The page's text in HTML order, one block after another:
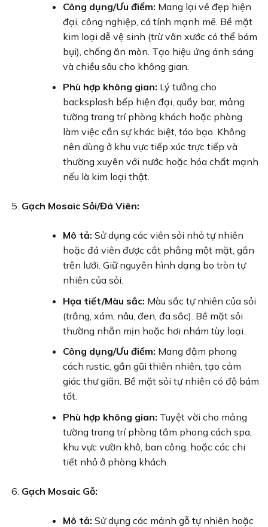
Công dụng/Ưu điểm: Mang lại vẻ đẹp hiện
đại, công nghiệp, cá tính mạnh mẽ. Bề mặt
kim loại dễ vệ sinh (trừ vân xước có thể bám
bụi), chống ăn mòn. Tạo hiệu ứng ánh sáng
và chiều sâu cho không gian.
Phù hợp không gian: Lý tưởng cho
backsplash bếp hiện đại, quầy bar, mảng
tường trang trí phòng khách hoặc phòng
làm việc cần sự khác biệt, táo bạo. Không
nên dùng ở khu vực tiếp xúc trực tiếp và
thường xuyên với nước hoặc hóa chất mạnh
nếu là kim loại thật.
Gạch Mosaic Sỏi/Đá Viên:
Mô tả: Sử dụng các viên sỏi nhỏ tự nhiên
hoặc đá viên được cắt phẳng một mặt, gắn
trên lưới. Giữ nguyên hình dạng bo tròn tự
nhiên của sỏi.
Họa tiết/Màu sắc: Màu sắc tự nhiên của sỏi
(trắng, xám, nâu, đen, đa sắc). Bề mặt sỏi
thường nhẵn mịn hoặc hơi nhám tùy loại.
Công dụng/Ưu điểm: Mang đậm phong
cách rustic, gần gũi thiên nhiên, tạo cảm
giác thư giãn. Bề mặt sỏi tự nhiên có độ bám
tốt.
Phù hợp không gian: Tuyệt vời cho mảng
tường trang trí phòng tắm phong cách spa,
khu vực vườn khô, ban công, hoặc các chi
tiết nhỏ ở phòng khách.
Gạch Mosaic Gỗ:
Mô tả: Sử dụng các mảnh gỗ tự nhiên hoặc